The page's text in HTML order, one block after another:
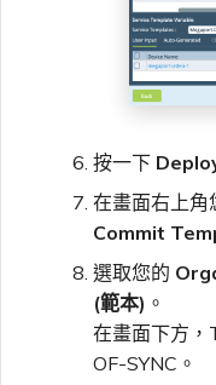
按一下
在畫面右上角
Commit
選取您的
(範本) 。
在畫面下方
OF-SYNC。